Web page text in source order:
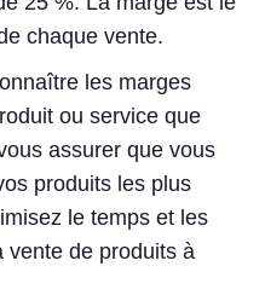
chaque vente.
les marges
ou service que
assurer que vous
produits les plus
le temps et les
vente de produits à